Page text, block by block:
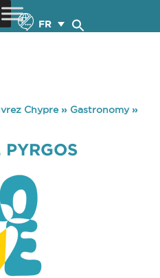
FR
Chypre» Gastronomy»
PYRGOS